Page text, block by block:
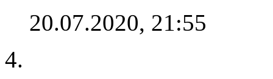
20.07.2020, 21:55